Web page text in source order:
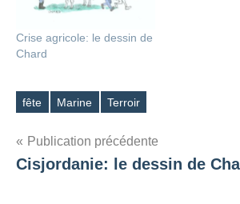
Crise agricole: le dessin de
Chard
Étiquettes
fête Marine Terroir
Navigation
de
Publication précédente
Cisjordanie: le dessin de